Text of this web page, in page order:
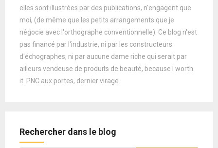
elles sont illustrées par des publications, n'engagent que
moi, (de même que les petits arrangements que je
négocie avec l'orthographe conventionnelle). Ce blog n'est
pas financé par l'industrie, ni par les constructeurs
d'échographes, ni par aucune dame riche qui serait par
ailleurs vendeuse de produits de beauté, because I worth
it. PNC aux portes, dernier virage.
Rechercher dans le blog